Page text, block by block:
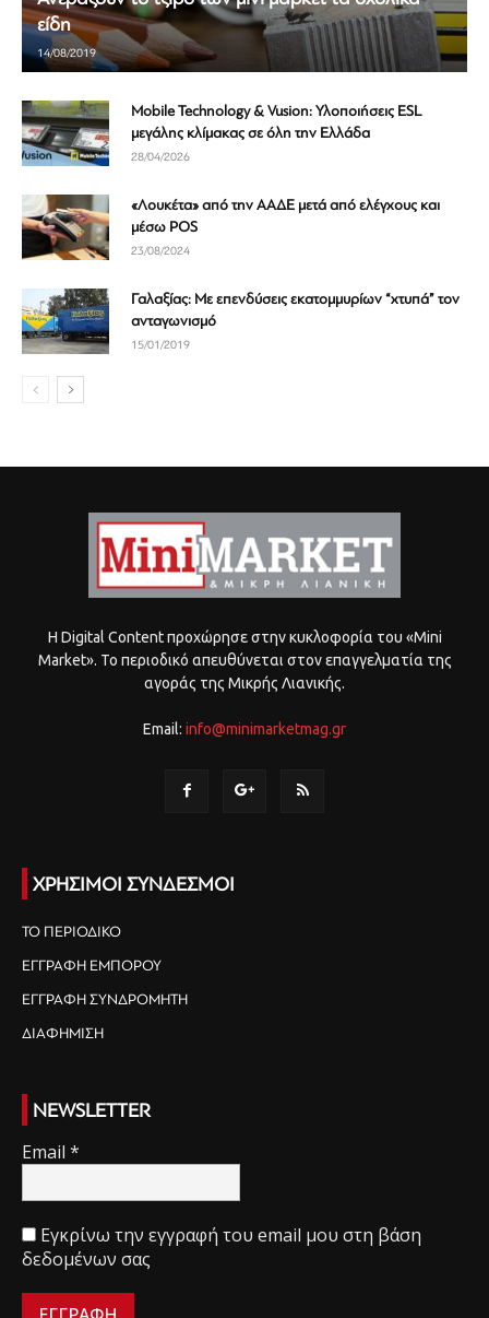
είδη
14/08/2019
Mobile Technology & Vusion: Υλοποιήσεις ESL
μεγάλης κλίμακας σε όλη την Ελλάδα
28/04/2026
«Λουκέτα» από την ΑΑΔΕ μετά από ελέγχους και
μέσω POS
23/08/2024
Γαλαξίας: Με επενδύσεις εκατομμυρίων “χτυπά” τον
ανταγωνισμό
15/01/2019
Η Digital Content προχώρησε στην κυκλοφορία του «Mini
Market». Το περιοδικό απευθύνεται στον επαγγελματία της
αγοράς της Μικρής Λιανικής.
Email: info@minimarketmag.gr
ΧΡΗΣΙΜΟΙ ΣΥΝΔΕΣΜΟΙ
ΤΟ ΠΕΡΙΟΔΙΚΟ
ΕΓΓΡΑΦΗ ΕΜΠΟΡΟΥ
ΕΓΓΡΑΦΗ ΣΥΝΔΡΟΜΗΤΗ
ΔΙΑΦΗΜΙΣΗ
NEWSLETTER
Email *
Εγκρίνω την εγγραφή του email μου στη βάση
δεδομένων σας